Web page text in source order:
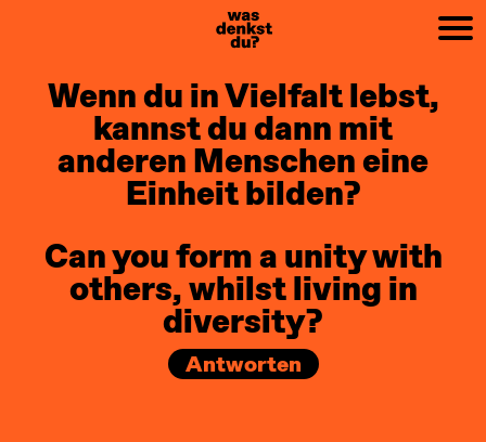
Wenn du in Vielfalt lebst,
kannst du dann mit
anderen Menschen eine
Einheit bilden?
Can you form a unity with
others, whilst living in
diversity?
Antworten